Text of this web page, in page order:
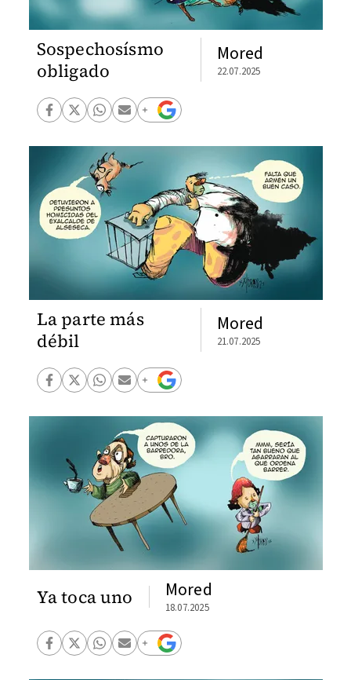
Sospechosísmo
obligado
Mored
22.07.2025
La parte más
débil
Mored
21.07.2025
Ya toca uno Mored
18.07.2025